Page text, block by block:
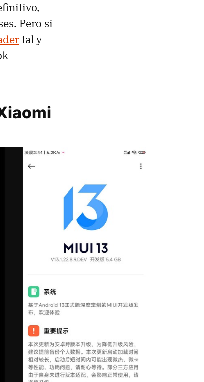
Pero si
tal y